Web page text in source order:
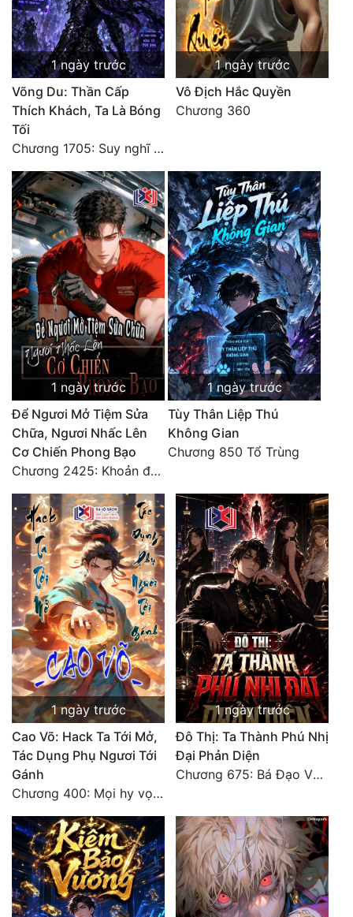
1 ngày trước
Võng Du: Thần Cấp
Thích Khách, Ta Là Bóng
Tối
Chương 1705: Suy nghĩ sinh tồn của Vô Danh Tuyết!
1 ngày trước
Vô Địch Hắc Quyền
Chương 360
1 ngày trước
Để Ngươi Mở Tiệm Sửa
Chữa, Ngươi Nhấc Lên
Cơ Chiến Phong Bạo
Chương 2425: Khoản đầu tư của Tượng Chủ!! Nỗi nghi hoặc của Tô Bạch!
1 ngày trước
Tùy Thân Liệp Thú
Không Gian
Chương 850 Tổ Trùng
1 ngày trước
Cao Võ: Hack Ta Tới Mở,
Tác Dụng Phụ Ngươi Tới
Gánh
Chương 400: Mọi hy vọng đặt trên Tô Mặc!
1 ngày trước
Đô Thị: Ta Thành Phú Nhị
Đại Phản Diện
Chương 675: Bá Đạo Vương Gia